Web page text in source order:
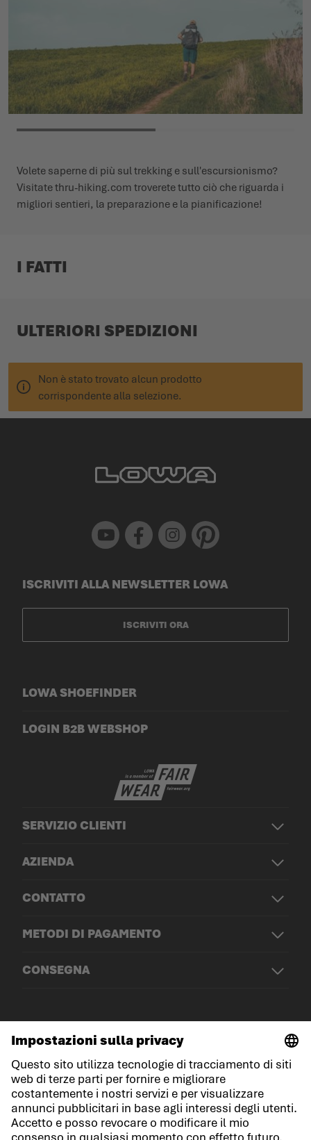
Volete saperne di più sul trekking e sull'escursionismo?
Visitatethru-hiking.com troverete tutto ciò che riguarda i
migliori sentieri, la preparazione e la pianificazione!
I FATTI
ULTERIORI SPEDIZIONI
Non è stato trovato alcun prodotto
corrispondente alla selezione.
Youtube Facebook Instagram Pinterest
SERVIZIO CLIENTI
AZIENDA
CONTATTO
METODI DI PAGAMENTO
CONSEGNA
LOWA SHOEFINDER
LOGIN B2B WEBSHOP
ISCRIVITI ALLA NEWSLETTER LOWA
ISCRIVITI ORA
© LOWA Sportschuhe GmbH
Note legali
Protezione dei dati
Cookies